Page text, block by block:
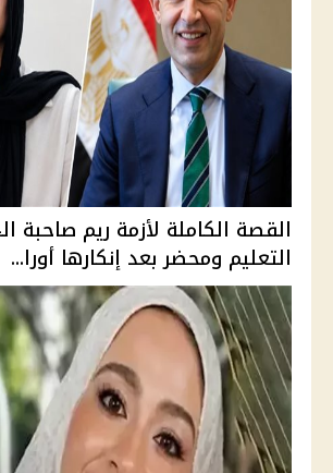
التعليم ومحضر بعد إنكارها أورا...